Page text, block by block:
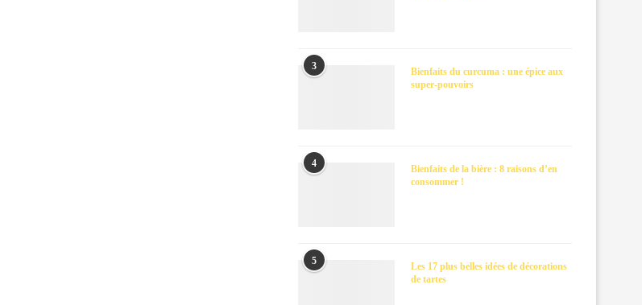
3
Bienfaits du curcuma : une épice aux
super-pouvoirs
4
Bienfaits de la bière : 8 raisons d’en
consommer !
5
Les 17 plus belles idées de décorations
de tartes